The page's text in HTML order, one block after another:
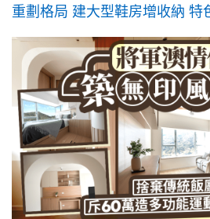
重劃格局 建大型鞋房增收納 特